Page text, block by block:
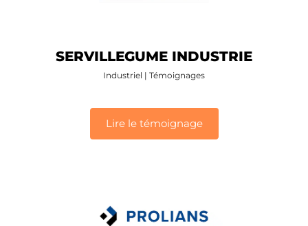
SERVILLEGUME INDUSTRIE
Industriel | Témoignages
Lire le témoignage